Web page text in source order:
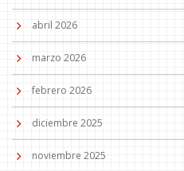
abril 2026
marzo 2026
febrero 2026
diciembre 2025
noviembre 2025